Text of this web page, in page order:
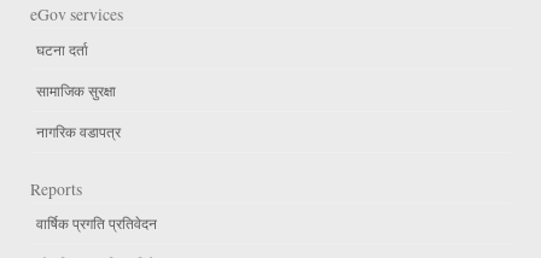
eGov services
घटना दर्ता
सामाजिक सुरक्षा
नागरिक वडापत्र
Reports
वार्षिक प्रगति प्रतिवेदन